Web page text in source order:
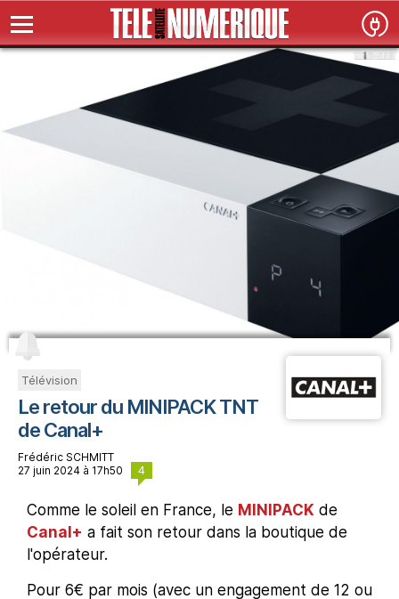
Télévision
Le retour du MINIPACK TNT
de Canal+
Frédéric SCHMITT
27 juin 2024 à 17h50
4
Comme le soleil en France, le MINIPACK de
Canal+ a fait son retour dans la boutique de
l'opérateur.
Pour 6€ par mois (avec un engagement de 12 ou